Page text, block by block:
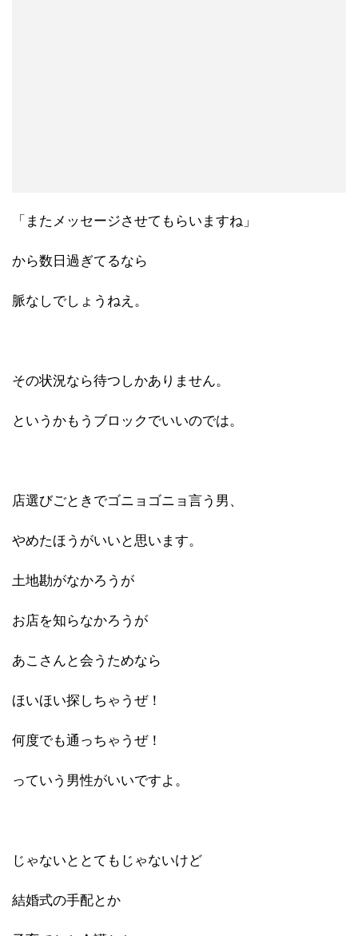
「またメッセージさせてもらいますね」
から数日過ぎてるなら
脈なしでしょうねえ。
その状況なら待つしかありません。
というかもうブロックでいいのでは。
店選びごときでゴニョゴニョ言う男、
やめたほうがいいと思います。
土地勘がなかろうが
お店を知らなかろうが
あこさんと会うためなら
ほいほい探しちゃうぜ！
何度でも通っちゃうぜ！
っていう男性がいいですよ。
じゃないととてもじゃないけど
結婚式の手配とか